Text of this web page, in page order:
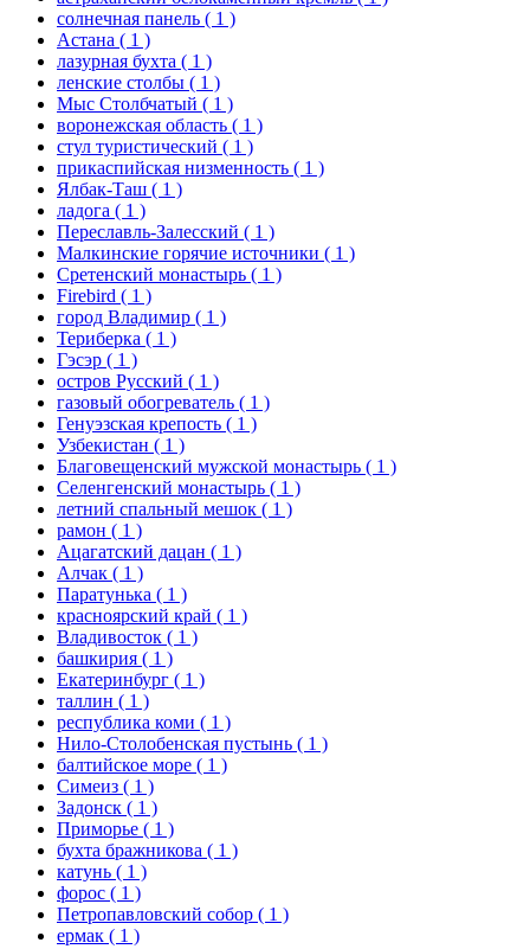
солнечная панель ( 1 )
Астана ( 1 )
лазурная бухта ( 1 )
ленские столбы ( 1 )
Мыс Столбчатый ( 1 )
воронежская область ( 1 )
стул туристический ( 1 )
прикаспийская низменность ( 1 )
Ялбак-Таш ( 1 )
ладога ( 1 )
Переславль-Залесский ( 1 )
Малкинские горячие источники ( 1 )
Сретенский монастырь ( 1 )
Firebird ( 1 )
город Владимир ( 1 )
Териберка ( 1 )
Гэсэр ( 1 )
остров Русский ( 1 )
газовый обогреватель ( 1 )
Генуэзская крепость ( 1 )
Узбекистан ( 1 )
Благовещенский мужской монастырь ( 1 )
Селенгенский монастырь ( 1 )
летний спальный мешок ( 1 )
рамон ( 1 )
Ацагатский дацан ( 1 )
Алчак ( 1 )
Паратунька ( 1 )
красноярский край ( 1 )
Владивосток ( 1 )
башкирия ( 1 )
Екатеринбург ( 1 )
таллин ( 1 )
республика коми ( 1 )
Нило-Столобенская пустынь ( 1 )
балтийское море ( 1 )
Симеиз ( 1 )
Задонск ( 1 )
Приморье ( 1 )
бухта бражникова ( 1 )
катунь ( 1 )
форос ( 1 )
Петропавловский собор ( 1 )
ермак ( 1 )